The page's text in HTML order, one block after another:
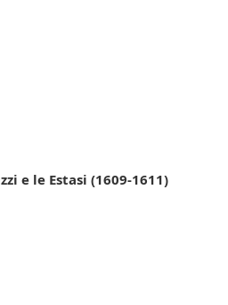
e le Estasi (1609-1611)